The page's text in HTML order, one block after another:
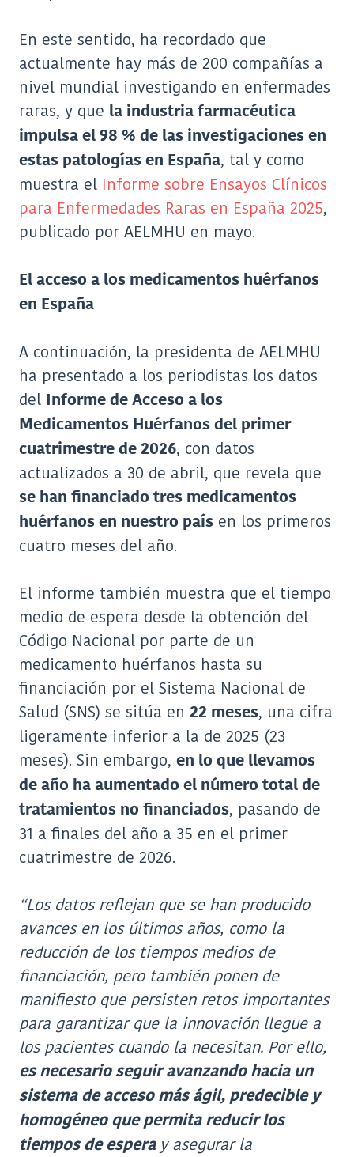
En este sentido, ha recordado que
actualmente hay más de 200 compañías a
nivel mundial investigando en enfermades
raras, y que la industria farmacéutica
impulsa el 98 % de las investigaciones en
estas patologías en España, tal y como
muestra el Informe sobre Ensayos Clínicos
para Enfermedades Raras en España 2025,
publicado por AELMHU en mayo.
El acceso a los medicamentos huérfanos
en España
A continuación, la presidenta de AELMHU
ha presentado a los periodistas los datos
del Informe de Acceso a los
Medicamentos Huérfanos del primer
cuatrimestre de 2026, con datos
actualizados a 30 de abril, que revela que
se han financiado tres medicamentos
huérfanos en nuestro país en los primeros
cuatro meses del año.
El informe también muestra que el tiempo
medio de espera desde la obtención del
Código Nacional por parte de un
medicamento huérfanos hasta su
financiación por el Sistema Nacional de
Salud (SNS) se sitúa en 22 meses, una cifra
ligeramente inferior a la de 2025 (23
meses). Sin embargo, en lo que llevamos
de año ha aumentado el número total de
tratamientos no financiados, pasando de
31 a finales del año a 35 en el primer
cuatrimestre de 2026.
“Los datos reflejan que se han producido
avances en los últimos años, como la
reducción de los tiempos medios de
financiación, pero también ponen de
manifiesto que persisten retos importantes
para garantizar que la innovación llegue a
los pacientes cuando la necesitan. Por ello,
es necesario seguir avanzando hacia un
sistema de acceso más ágil, predecible y
homogéneo que permita reducir los
tiempos de espera y asegurar la